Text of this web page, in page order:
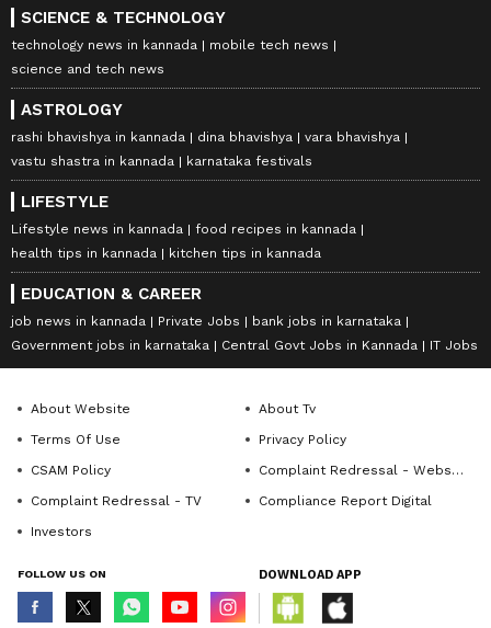
SCIENCE & TECHNOLOGY
technology news in kannada
mobile tech news
science and tech news
ASTROLOGY
rashi bhavishya in kannada dina bhavishya
vara bhavishya
vastu shastra in kannada
karnataka festivals
LIFESTYLE
Lifestyle news in kannada
food recipes in kannada
health tips in kannada
kitchen tips in kannada
EDUCATION & CAREER
job news in kannada Private Jobs
bank jobs in karnataka
Government jobs in karnataka
Central Govt Jobs in Kannada IT Jobs
About Website
About Tv
Terms Of Use
Privacy Policy
CSAM Policy
Complaint Redressal - Website
Complaint Redressal - TV
Compliance Report Digital
Investors
FOLLOW US ON DOWNLOAD APP